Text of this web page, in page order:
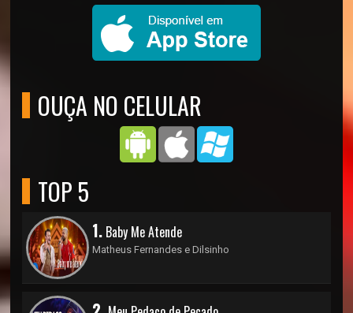
OUÇA NO CELULAR
TOP 5
1. Baby Me Atende
Matheus Fernandes e Dilsinho